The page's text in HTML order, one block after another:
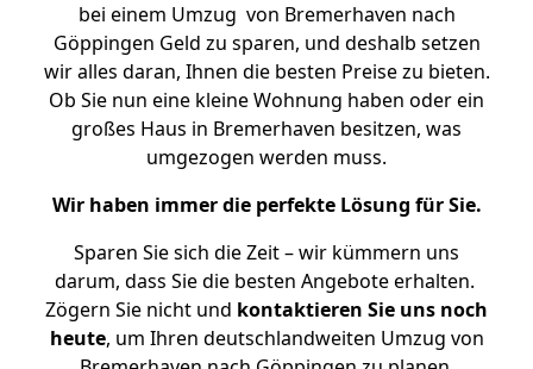
bei einem Umzug von Bremerhaven nach
Göppingen Geld zu sparen, und deshalb setzen
wir alles daran, Ihnen die besten Preise zu bieten.
Ob Sie nun eine kleine Wohnung haben oder ein
großes Haus in Bremerhaven besitzen, was
umgezogen werden muss.
Wir haben immer die perfekte Lösung für Sie.
Sparen Sie sich die Zeit – wir kümmern uns
darum, dass Sie die besten Angebote erhalten.
Zögern Sie nicht und kontaktieren Sie uns noch
heute, um Ihren deutschlandweiten Umzug von